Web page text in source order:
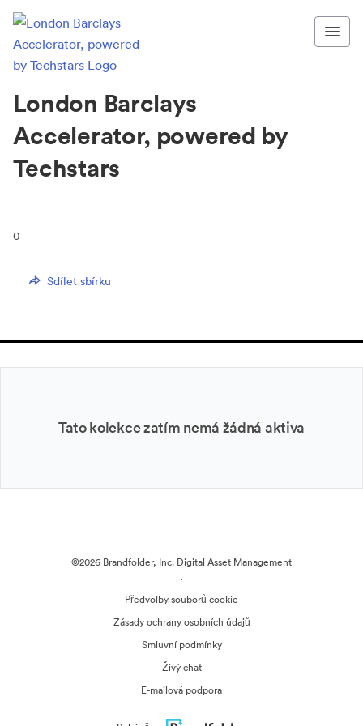
London Barclays
Accelerator, powered by
Techstars
0
Sdílet sbírku
Tato kolekce zatím nemá žádná aktiva
©2026 Brandfolder, Inc. Digital Asset Management
·
Předvolby souborů cookie
Zásady ochrany osobních údajů
Smluvní podmínky
Živý chat
E-mailová podpora